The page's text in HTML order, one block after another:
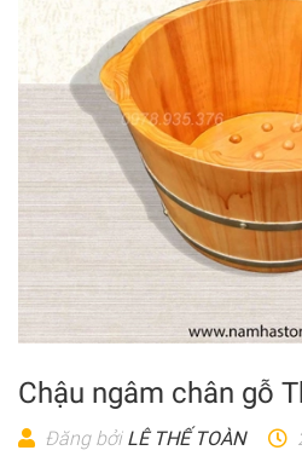
Chậu ngâm chân gỗ
Đăng bởi LÊ THẾ TOÀN